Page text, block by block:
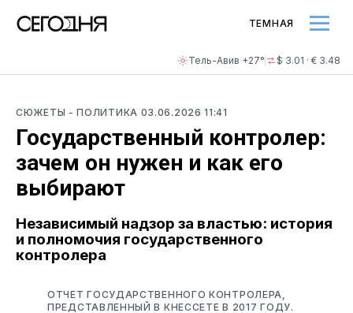
Тель-Авив +27° $ 3.01 · € 3.48
ТЕМНАЯ
СЮЖЕТЫ - ПОЛИТИКА 03.06.2026 11:41
Государственный контролер:
зачем он нужен и как его
выбирают
Независимый надзор за властью: история
и полномочия государственного
контролера
ОТЧЕТ ГОСУДАРСТВЕННОГО КОНТРОЛЕРА,
ПРЕДСТАВЛЕННЫЙ В КНЕССЕТЕ В 2017 ГОДУ.